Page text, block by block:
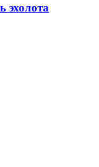
эхолота